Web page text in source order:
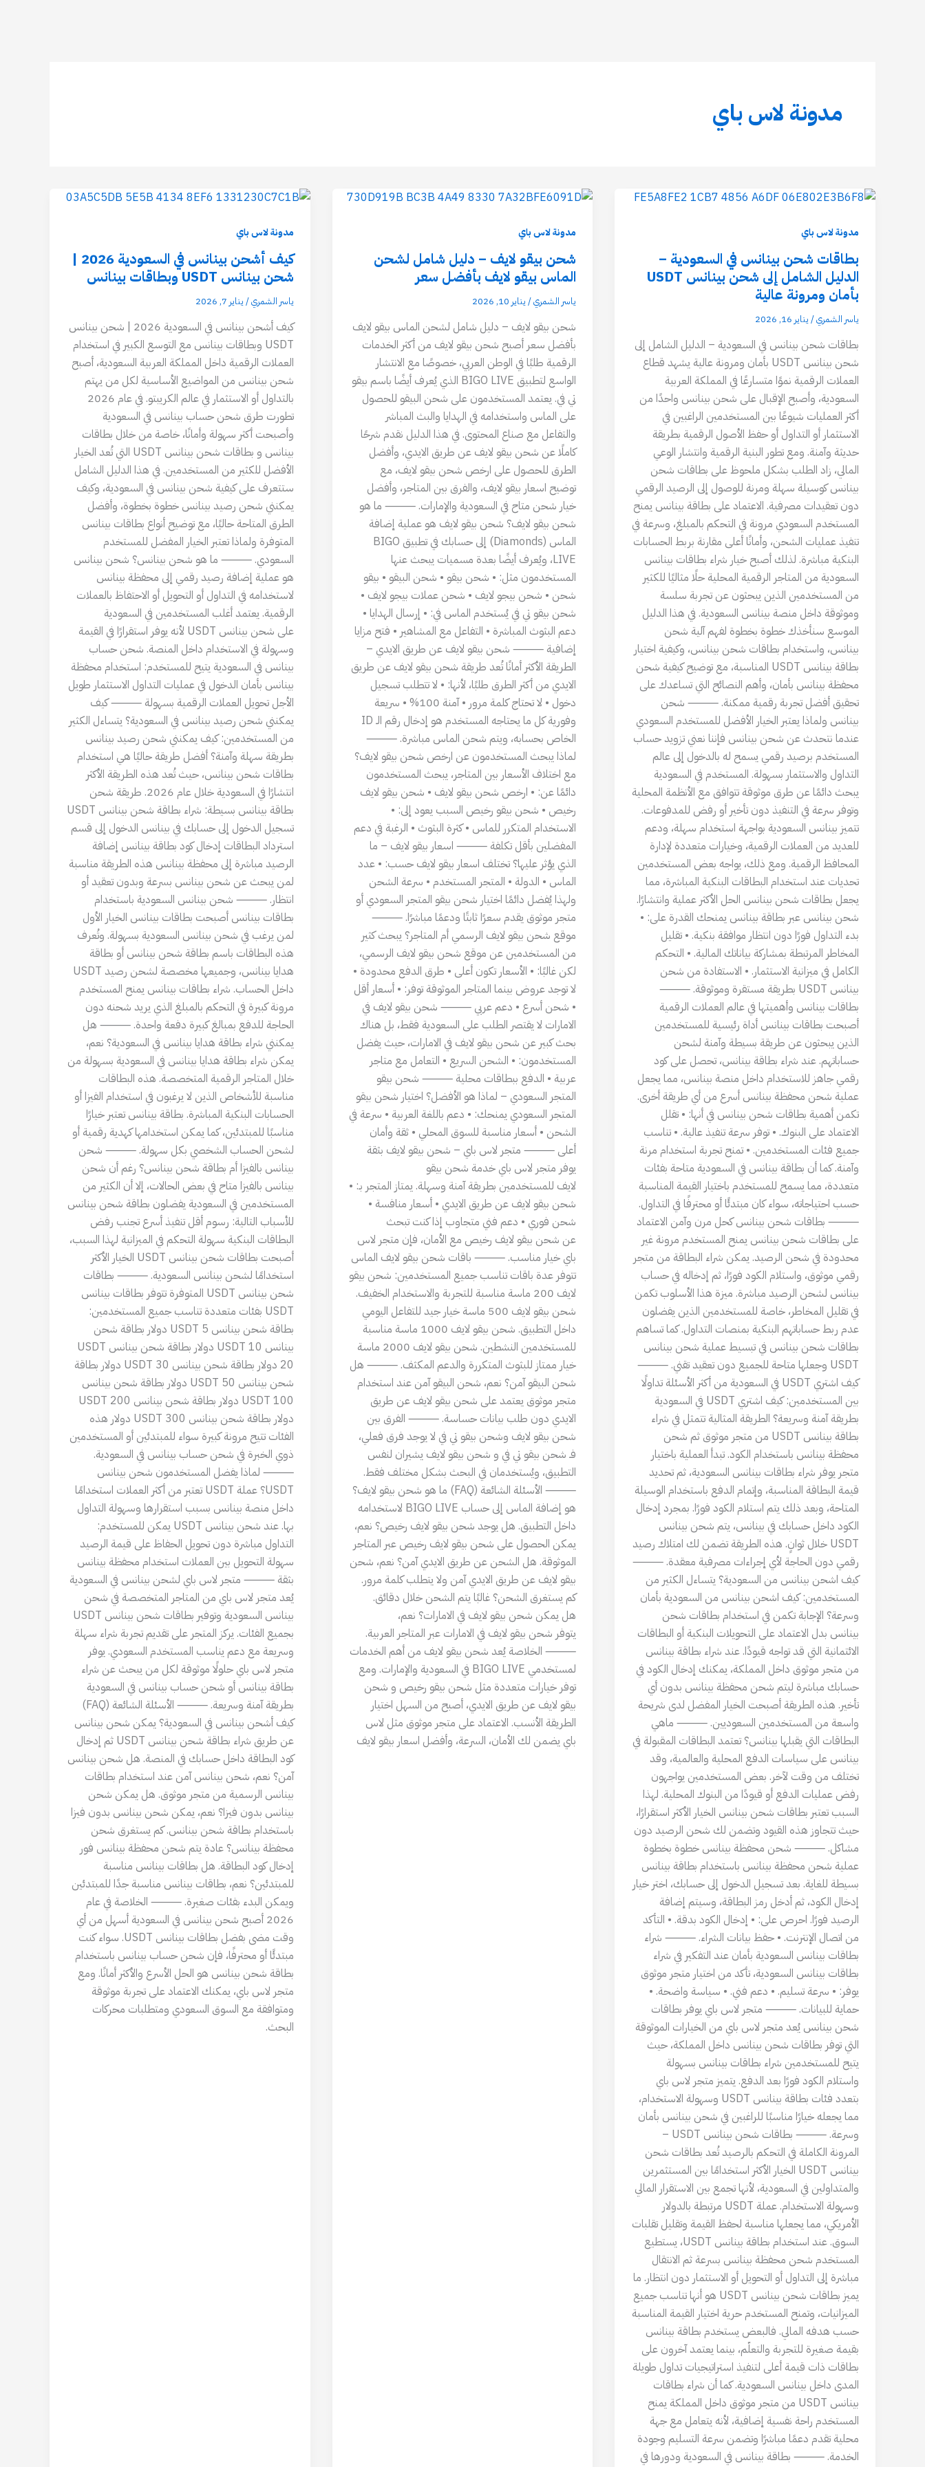
مدونة لاس باي
مدونة لاس باي
بطاقات شحن بينانس في السعودية –
الدليل الشامل إلى شحن بينانس USDT
بأمان ومرونة عالية
ياسر الشمري/ يناير 16, 2026
بطاقات شحن بينانس في السعودية – الدليل الشامل إلى
شحن بينانس USDT بأمان ومرونة عالية يشهد قطاع
العملات الرقمية نموًا متسارعًا في المملكة العربية
السعودية، وأصبح الإقبال على شحن بينانس واحدًا من
أكثر العمليات شيوعًا بين المستخدمين الراغبين في
الاستثمار أو التداول أو حفظ الأصول الرقمية بطريقة
حديثة وآمنة. ومع تطور البنية الرقمية وانتشار الوعي
المالي، زاد الطلب بشكل ملحوظ على بطاقات شحن
بينانس كوسيلة سهلة ومرنة للوصول إلى الرصيد الرقمي
دون تعقيدات مصرفية. الاعتماد على بطاقة بينانس يمنح
المستخدم السعودي مرونة في التحكم بالمبلغ، وسرعة في
تنفيذ عمليات الشحن، وأمانًا أعلى مقارنة بربط الحسابات
البنكية مباشرة. لذلك أصبح خيار شراء بطاقات بينانس
السعودية من المتاجر الرقمية المحلية حلًا مثاليًا للكثير
من المستخدمين الذين يبحثون عن تجربة سلسة
وموثوقة داخل منصة بينانس السعودية. في هذا الدليل
الموسع سنأخذك خطوة بخطوة لفهم آلية شحن
بينانس، واستخدام بطاقات شحن بينانس، وكيفية اختيار
بطاقة بينانس USDT المناسبة، مع توضيح كيفية شحن
محفظة بينانس بأمان، وأهم النصائح التي تساعدك على
تحقيق أفضل تجربة رقمية ممكنة. ⸻ شحن
بينانس ولماذا يعتبر الخيار الأفضل للمستخدم السعودي
عندما نتحدث عن شحن بينانس فإننا نعني تزويد حساب
المستخدم برصيد رقمي يسمح له بالدخول إلى عالم
التداول والاستثمار بسهولة. المستخدم في السعودية
يبحث دائمًا عن طرق موثوقة تتوافق مع الأنظمة المحلية
وتوفر سرعة في التنفيذ دون تأخير أو رفض للمدفوعات.
تتميز بينانس السعودية بواجهة استخدام سهلة، ودعم
للعديد من العملات الرقمية، وخيارات متعددة لإدارة
المحافظ الرقمية. ومع ذلك، يواجه بعض المستخدمين
تحديات عند استخدام البطاقات البنكية المباشرة، مما
يجعل بطاقات شحن بينانس الحل الأكثر عملية وانتشارًا.
شحن بينانس عبر بطاقة بينانس يمنحك القدرة على: •
بدء التداول فورًا دون انتظار موافقة بنكية. • تقليل
المخاطر المرتبطة بمشاركة بياناتك المالية. • التحكم
الكامل في ميزانية الاستثمار. • الاستفادة من شحن
بينانس USDT بطريقة مستقرة وموثوقة. ⸻
بطاقات بينانس وأهميتها في عالم العملات الرقمية
أصبحت بطاقات بينانس أداة رئيسية للمستخدمين
الذين يبحثون عن طريقة بسيطة وآمنة لشحن
حساباتهم. عند شراء بطاقة بينانس، تحصل على كود
رقمي جاهز للاستخدام داخل منصة بينانس، مما يجعل
عملية شحن محفظة بينانس أسرع من أي طريقة أخرى.
تكمن أهمية بطاقات شحن بينانس في أنها: • تقلل
الاعتماد على البنوك. • توفر سرعة تنفيذ عالية. • تناسب
جميع فئات المستخدمين. • تمنح تجربة استخدام مرنة
وآمنة. كما أن بطاقة بينانس في السعودية متاحة بفئات
متعددة، مما يسمح للمستخدم باختيار القيمة المناسبة
حسب احتياجاته، سواء كان مبتدئًا أو محترفًا في التداول.
⸻ بطاقات شحن بينانس كحل مرن وآمن الاعتماد
على بطاقات شحن بينانس يمنح المستخدم مرونة غير
محدودة في شحن الرصيد. يمكن شراء البطاقة من متجر
رقمي موثوق، واستلام الكود فورًا، ثم إدخاله في حساب
بينانس لشحن الرصيد مباشرة. ميزة هذا الأسلوب تكمن
في تقليل المخاطر، خاصة للمستخدمين الذين يفضلون
عدم ربط حساباتهم البنكية بمنصات التداول. كما تساهم
بطاقات شحن بينانس في تبسيط عملية شحن بينانس
USDT وجعلها متاحة للجميع دون تعقيد تقني. ⸻
كيف اشتري USDT في السعودية من أكثر الأسئلة تداولًا
بين المستخدمين: كيف اشتري USDT في السعودية
بطريقة آمنة وسريعة؟ الطريقة المثالية تتمثل في شراء
بطاقة بينانس USDT من متجر موثوق ثم شحن
محفظة بينانس باستخدام الكود. تبدأ العملية باختيار
متجر يوفر شراء بطاقات بينانس السعودية، ثم تحديد
قيمة البطاقة المناسبة، وإتمام الدفع باستخدام الوسيلة
المتاحة، وبعد ذلك يتم استلام الكود فورًا. بمجرد إدخال
الكود داخل حسابك في بينانس، يتم شحن بينانس
USDT خلال ثوانٍ. هذه الطريقة تضمن لك امتلاك رصيد
رقمي دون الحاجة لأي إجراءات مصرفية معقدة. ⸻
كيف اشحن بينانس من السعودية؟ يتساءل الكثير من
المستخدمين: كيف اشحن بينانس من السعودية بأمان
وسرعة؟ الإجابة تكمن في استخدام بطاقات شحن
بينانس بدل الاعتماد على التحويلات البنكية أو البطاقات
الائتمانية التي قد تواجه قيودًا. عند شراء بطاقة بينانس
من متجر موثوق داخل المملكة، يمكنك إدخال الكود في
حسابك مباشرة ليتم شحن محفظة بينانس بدون أي
تأخير. هذه الطريقة أصبحت الخيار المفضل لدى شريحة
واسعة من المستخدمين السعوديين. ⸻ ماهي
البطاقات التي يقبلها بينانس؟ تعتمد البطاقات المقبولة في
بينانس على سياسات الدفع المحلية والعالمية، وقد
تختلف من وقت لآخر. بعض المستخدمين يواجهون
رفض عمليات الدفع أو قيودًا من البنوك المحلية. لهذا
السبب تعتبر بطاقات شحن بينانس الخيار الأكثر استقرارًا،
حيث تتجاوز هذه القيود وتضمن لك شحن الرصيد دون
مشاكل. ⸻ شحن محفظة بينانس خطوة بخطوة
عملية شحن محفظة بينانس باستخدام بطاقة بينانس
بسيطة للغاية. بعد تسجيل الدخول إلى حسابك، اختر خيار
إدخال الكود، ثم أدخل رمز البطاقة، وسيتم إضافة
الرصيد فورًا. احرص على: • إدخال الكود بدقة. • التأكد
من اتصال الإنترنت. • حفظ بيانات الشراء. ⸻ شراء
بطاقات بينانس السعودية بأمان عند التفكير في شراء
بطاقات بينانس السعودية، تأكد من اختيار متجر موثوق
يوفر: • سرعة تسليم. • دعم فني. • سياسة واضحة. •
حماية للبيانات. ⸻ متجر لاس باي يوفر بطاقات
شحن بينانس يُعد متجر لاس باي من الخيارات الموثوقة
التي توفر بطاقات شحن بينانس داخل المملكة، حيث
يتيح للمستخدمين شراء بطاقات بينانس بسهولة
واستلام الكود فورًا بعد الدفع. يتميز متجر لاس باي
بتعدد فئات بطاقة بينانس USDT وسهولة الاستخدام،
مما يجعله خيارًا مناسبًا للراغبين في شحن بينانس بأمان
وسرعة. ⸻ بطاقات شحن بينانس USDT –
المرونة الكاملة في التحكم بالرصيد تُعد بطاقات شحن
بينانس USDT الخيار الأكثر استخدامًا بين المستثمرين
والمتداولين في السعودية، لأنها تجمع بين الاستقرار المالي
وسهولة الاستخدام. عملة USDT مرتبطة بالدولار
الأمريكي، مما يجعلها مناسبة لحفظ القيمة وتقليل تقلبات
السوق. عند استخدام بطاقة بينانس USDT، يستطيع
المستخدم شحن محفظة بينانس بسرعة ثم الانتقال
مباشرة إلى التداول أو التحويل أو الاستثمار دون انتظار. ما
يميز بطاقات شحن بينانس USDT هو أنها تناسب جميع
الميزانيات، وتمنح المستخدم حرية اختيار القيمة المناسبة
حسب هدفه المالي. فالبعض يستخدم بطاقة بينانس
بقيمة صغيرة للتجربة والتعلّم، بينما يعتمد آخرون على
بطاقات ذات قيمة أعلى لتنفيذ استراتيجيات تداول طويلة
المدى داخل بينانس السعودية. كما أن شراء بطاقات
بينانس USDT من متجر موثوق داخل المملكة يمنح
المستخدم راحة نفسية إضافية، لأنه يتعامل مع جهة
محلية تقدم دعمًا مباشرًا وتضمن سرعة التسليم وجودة
الخدمة. ⸻ بطاقة بينانس في السعودية ودورها في
مدونة لاس باي
شحن بيقو لايف – دليل شامل لشحن
الماس بيقو لايف بأفضل سعر
ياسر الشمري/ يناير 10, 2026
شحن بيقو لايف – دليل شامل لشحن الماس بيقو لايف
بأفضل سعر أصبح شحن بيقو لايف من أكثر الخدمات
الرقمية طلبًا في الوطن العربي، خصوصًا مع الانتشار
الواسع لتطبيق BIGO LIVE الذي يُعرف أيضًا باسم بيقو
تي في. يعتمد المستخدمون على شحن البيقو للحصول
على الماس واستخدامه في الهدايا والبث المباشر
والتفاعل مع صناع المحتوى. في هذا الدليل نقدم شرحًا
كاملًا عن شحن بيقو لايف عن طريق الايدي، وأفضل
الطرق للحصول على ارخص شحن بيقو لايف، مع
توضيح اسعار بيقو لايف، والفرق بين المتاجر، وأفضل
خيار شحن متاح في السعودية والإمارات. ⸻ ما هو
شحن بيقو لايف؟ شحن بيقو لايف هو عملية إضافة
الماس (Diamonds) إلى حسابك في تطبيق BIGO
LIVE، ويُعرف أيضًا بعدة مسميات يبحث عنها
المستخدمون مثل: • شحن بيقو • شحن البيقو • بيقو
شحن • شحن بيجو لايف • شحن عملات بيجو لايف •
شحن بيقو تي في يُستخدم الماس في: • إرسال الهدايا •
دعم البثوث المباشرة • التفاعل مع المشاهير • فتح مزايا
إضافية ⸻ شحن بيقو لايف عن طريق الايدي –
الطريقة الأكثر أمانًا تُعد طريقة شحن بيقو لايف عن طريق
الايدي من أكثر الطرق طلبًا، لأنها: • لا تتطلب تسجيل
دخول • لا تحتاج كلمة مرور • آمنة 100% • سريعة
وفورية كل ما يحتاجه المستخدم هو إدخال رقم الـ ID
الخاص بحسابه، ويتم شحن الماس مباشرة. ⸻
لماذا يبحث المستخدمون عن ارخص شحن بيقو لايف؟
مع اختلاف الأسعار بين المتاجر، يبحث المستخدمون
دائمًا عن: • ارخص شحن بيقو لايف • شحن بيقو لايف
رخيص • شحن بيقو رخيص السبب يعود إلى: •
الاستخدام المتكرر للماس • كثرة البثوث • الرغبة في دعم
المفضلين بأقل تكلفة ⸻ اسعار بيقو لايف – ما
الذي يؤثر عليها؟ تختلف اسعار بيقو لايف حسب: • عدد
الماس • الدولة • المتجر المستخدم • سرعة الشحن
ولهذا يُفضل دائمًا اختيار شحن بيقو المتجر السعودي أو
متجر موثوق يقدم سعرًا ثابتًا ودعمًا مباشرًا. ⸻
موقع شحن بيقو لايف الرسمي أم المتاجر؟ يبحث كثير
من المستخدمين عن موقع شحن بيقو لايف الرسمي،
لكن غالبًا: • الأسعار تكون أعلى • طرق الدفع محدودة •
لا توجد عروض بينما المتاجر الموثوقة توفر: • أسعار أقل
• شحن أسرع • دعم عربي ⸻ شحن بيقو لايف في
الامارات لا يقتصر الطلب على السعودية فقط، بل هناك
بحث كبير عن شحن بيقو لايف في الامارات، حيث يفضل
المستخدمون: • الشحن السريع • التعامل مع متاجر
عربية • الدفع ببطاقات محلية ⸻ شحن بيقو
المتجر السعودي – لماذا هو الأفضل؟ اختيار شحن بيقو
المتجر السعودي يمنحك: • دعم باللغة العربية • سرعة في
الشحن • أسعار مناسبة للسوق المحلي • ثقة وأمان
أعلى ⸻ متجر لاس باي – شحن بيقو لايف بثقة
يوفر متجر لاس باي خدمة شحن بيقو
لايف للمستخدمين بطريقة آمنة وسهلة. يمتاز المتجر بـ: •
شحن بيقو لايف عن طريق الايدي • أسعار منافسة •
شحن فوري • دعم فني متجاوب إذا كنت تبحث
عن شحن بيقو لايف رخيص مع الأمان، فإن متجر لاس
باي خيار مناسب. ⸻ باقات شحن بيقو لايف الماس
تتوفر عدة باقات تناسب جميع المستخدمين: شحن بيقو
لايف 200 ماسة مناسبة للتجربة والاستخدام الخفيف.
شحن بيقو لايف 500 ماسة خيار جيد للتفاعل اليومي
داخل التطبيق. شحن بيقو لايف 1000 ماسة مناسبة
للمستخدمين النشطين. شحن بيقو لايف 2000 ماسة
خيار ممتاز للبثوث المتكررة والدعم المكثف. ⸻ هل
شحن البيقو آمن؟ نعم، شحن البيقو آمن عند استخدام
متجر موثوق يعتمد على شحن بيقو لايف عن طريق
الايدي دون طلب بيانات حساسة. ⸻ الفرق بين
شحن بيقو لايف وشحن بيقو تي في لا يوجد فرق فعلي،
فـ شحن بيقو تي في و شحن بيقو لايف يشيران لنفس
التطبيق، ويُستخدمان في البحث بشكل مختلف فقط.
⸻ الأسئلة الشائعة (FAQ) ما هو شحن بيقو لايف؟
هو إضافة الماس إلى حساب BIGO LIVE لاستخدامه
داخل التطبيق. هل يوجد شحن بيقو لايف رخيص؟ نعم،
يمكن الحصول على شحن بيقو لايف رخيص عبر المتاجر
الموثوقة. هل الشحن عن طريق الايدي آمن؟ نعم، شحن
بيقو لايف عن طريق الايدي آمن ولا يتطلب كلمة مرور.
كم يستغرق الشحن؟ غالبًا يتم الشحن خلال دقائق.
هل يمكن شحن بيقو لايف في الامارات؟ نعم،
يتوفر شحن بيقو لايف في الامارات عبر المتاجر العربية.
⸻ الخلاصة يُعد شحن بيقو لايف من أهم الخدمات
لمستخدمي BIGO LIVE في السعودية والإمارات. ومع
توفر خيارات متعددة مثل شحن بيقو رخيص و شحن
بيقو لايف عن طريق الايدي، أصبح من السهل اختيار
الطريقة الأنسب. الاعتماد على متجر موثوق مثل لاس
باي يضمن لك الأمان، السرعة، وأفضل اسعار بيقو لايف
مدونة لاس باي
كيف أشحن بينانس في السعودية 2026 |
شحن بينانس USDT وبطاقات بينانس
ياسر الشمري/ يناير 7, 2026
كيف أشحن بينانس في السعودية 2026 | شحن بينانس
USDT وبطاقات بينانس مع التوسع الكبير في استخدام
العملات الرقمية داخل المملكة العربية السعودية، أصبح
شحن بينانس من المواضيع الأساسية لكل من يهتم
بالتداول أو الاستثمار في عالم الكريبتو. في عام 2026
تطورت طرق شحن حساب بينانس في السعودية
وأصبحت أكثر سهولة وأمانًا، خاصة من خلال بطاقات
بينانس و بطاقات شحن بينانس USDT التي تُعد الخيار
الأفضل للكثير من المستخدمين. في هذا الدليل الشامل
ستتعرف على كيفية شحن بينانس في السعودية، وكيف
يمكنني شحن رصيد بينانس خطوة بخطوة، وأفضل
الطرق المتاحة حاليًا، مع توضيح أنواع بطاقات بينانس
المتوفرة ولماذا تعتبر الخيار المفضل للمستخدم
السعودي. ⸻ ما هو شحن بينانس؟ شحن بينانس
هو عملية إضافة رصيد رقمي إلى محفظة بينانس
لاستخدامه في التداول أو التحويل أو الاحتفاظ بالعملات
الرقمية. يعتمد أغلب المستخدمين في السعودية
على شحن بينانس USDT لأنه يوفر استقرارًا في القيمة
وسهولة في الاستخدام داخل المنصة. شحن حساب
بينانس في السعودية يتيح للمستخدم: استخدام محفظة
بينانس بأمان الدخول في عمليات التداول الاستثمار طويل
الأجل تحويل العملات الرقمية بسهولة ⸻ كيف
يمكنني شحن رصيد بينانس في السعودية؟ يتساءل الكثير
من المستخدمين: كيف يمكنني شحن رصيد بينانس
بطريقة سهلة وآمنة؟ أفضل طريقة حاليًا هي استخدام
بطاقات شحن بينانس، حيث تُعد هذه الطريقة الأكثر
انتشارًا في السعودية خلال عام 2026. طريقة شحن
بطاقة بينانس بسيطة: شراء بطاقة شحن بينانس USDT
تسجيل الدخول إلى حسابك في بينانس الدخول إلى قسم
استرداد البطاقات إدخال كود بطاقة بينانس إضافة
الرصيد مباشرة إلى محفظة بينانس هذه الطريقة مناسبة
لمن يبحث عن شحن بينانس بسرعة وبدون تعقيد أو
انتظار. ⸻ شحن بينانس السعودية باستخدام
بطاقات بينانس أصبحت بطاقات بينانس الخيار الأول
لمن يرغب في شحن بينانس السعودية بسهولة. وتُعرف
هذه البطاقات باسم بطاقة شحن بينانس أو بطاقة
هدايا بينانس، وجميعها مخصصة لشحن رصيد USDT
داخل الحساب. شراء بطاقات بينانس يمنح المستخدم
مرونة كبيرة في التحكم بالمبلغ الذي يريد شحنه دون
الحاجة للدفع بمبالغ كبيرة دفعة واحدة. ⸻ هل
يمكنني شراء بطاقة هدايا بينانس في السعودية؟ نعم،
يمكن شراء بطاقة هدايا بينانس في السعودية بسهولة من
خلال المتاجر الرقمية المتخصصة. هذه البطاقات
مناسبة للأشخاص الذين لا يرغبون في استخدام الفيزا أو
الحسابات البنكية المباشرة. بطاقة بينانس تعتبر خيارًا
مناسبًا للمبتدئين، كما يمكن استخدامها كهدية رقمية أو
لشحن الحساب الشخصي بكل سهولة. ⸻ شحن
بينانس بالفيزا أم بطاقة شحن بينانس؟ رغم أن شحن
بينانس بالفيزا متاح في بعض الحالات، إلا أن الكثير من
المستخدمين في السعودية يفضلون بطاقة شحن بينانس
للأسباب التالية: رسوم أقل تنفيذ أسرع تجنب رفض
البطاقات البنكية سهولة التحكم في الميزانية لهذا السبب،
أصبحت بطاقات شحن بينانس USDT الخيار الأكثر
استخدامًا لشحن بينانس السعودية. ⸻ بطاقات
شحن بينانس USDT المتوفرة تتوفر بطاقات بينانس
USDT بفئات متعددة تناسب جميع المستخدمين:
بطاقة شحن بينانس USDT 5 دولار بطاقة شحن
بينانس USDT 10 دولار بطاقة شحن بينانس USDT
20 دولار بطاقة شحن بينانس USDT 30 دولار بطاقة
شحن بينانس USDT 50 دولار بطاقة شحن بينانس
USDT 100 دولار بطاقة شحن بينانس USDT 200
دولار بطاقة شحن بينانس USDT 300 دولار هذه
الفئات تتيح مرونة كبيرة سواء للمبتدئين أو المستخدمين
ذوي الخبرة في شحن حساب بينانس في السعودية.
⸻ لماذا يفضل المستخدمون شحن بينانس
USDT؟ عملة USDT تعتبر من أكثر العملات استخدامًا
داخل منصة بينانس بسبب استقرارها وسهولة التداول
بها. عند شحن بينانس USDT يمكن للمستخدم:
التداول مباشرة دون تحويل الحفاظ على قيمة الرصيد
سهولة التحويل بين العملات استخدام محفظة بينانس
بثقة ⸻ متجر لاس باي لشحن بينانس في السعودية
يُعد متجر لاس باي من المتاجر المتخصصة في شحن
بينانس السعودية وتوفير بطاقات شحن بينانس USDT
بجميع الفئات. يركز المتجر على تقديم تجربة شراء سهلة
وسريعة مع دعم يناسب المستخدم السعودي. يوفر
متجر لاس باي حلولًا موثوقة لكل من يبحث عن شراء
بطاقة بينانس أو شحن حساب بينانس في السعودية
بطريقة آمنة وسريعة. ⸻ الأسئلة الشائعة (FAQ)
كيف أشحن بينانس في السعودية؟ يمكن شحن بينانس
عن طريق شراء بطاقة شحن بينانس USDT ثم إدخال
كود البطاقة داخل حسابك في المنصة. هل شحن بينانس
آمن؟ نعم، شحن بينانس آمن عند استخدام بطاقات
بينانس الرسمية من متجر موثوق. هل يمكن شحن
بينانس بدون فيزا؟ نعم، يمكن شحن بينانس بدون فيزا
باستخدام بطاقة شحن بينانس. كم يستغرق شحن
محفظة بينانس؟ عادة يتم شحن محفظة بينانس فور
إدخال كود البطاقة. هل بطاقات بينانس مناسبة
للمبتدئين؟ نعم، بطاقات بينانس مناسبة جدًا للمبتدئين
ويمكن البدء بفئات صغيرة. ⸻ الخلاصة في عام
2026 أصبح شحن بينانس في السعودية أسهل من أي
وقت مضى بفضل بطاقات بينانس USDT. سواء كنت
مبتدئًا أو محترفًا، فإن شحن حساب بينانس باستخدام
بطاقة شحن بينانس هو الحل الأسرع والأكثر أمانًا. ومع
متجر لاس باي، يمكنك الاعتماد على تجربة موثوقة
ومتوافقة مع السوق السعودي ومتطلبات محركات
البحث.